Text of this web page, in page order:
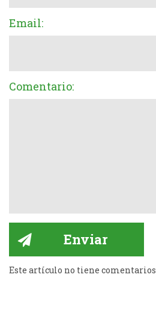
Email:
Comentario:
Este artículo no tiene comentarios